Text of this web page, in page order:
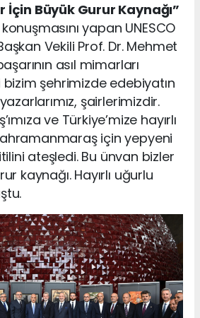
İçin Büyük Gurur Kaynağı”
yapan UNESCO
Vekili Prof. Dr. Mehmet
asıl mimarları
şehrimizde edebiyatın
şairlerimizdir.
ve Türkiye’mize hayırlı
için yepyeni
ateşledi. Bu ünvan bizler
kaynağı. Hayırlı uğurlu